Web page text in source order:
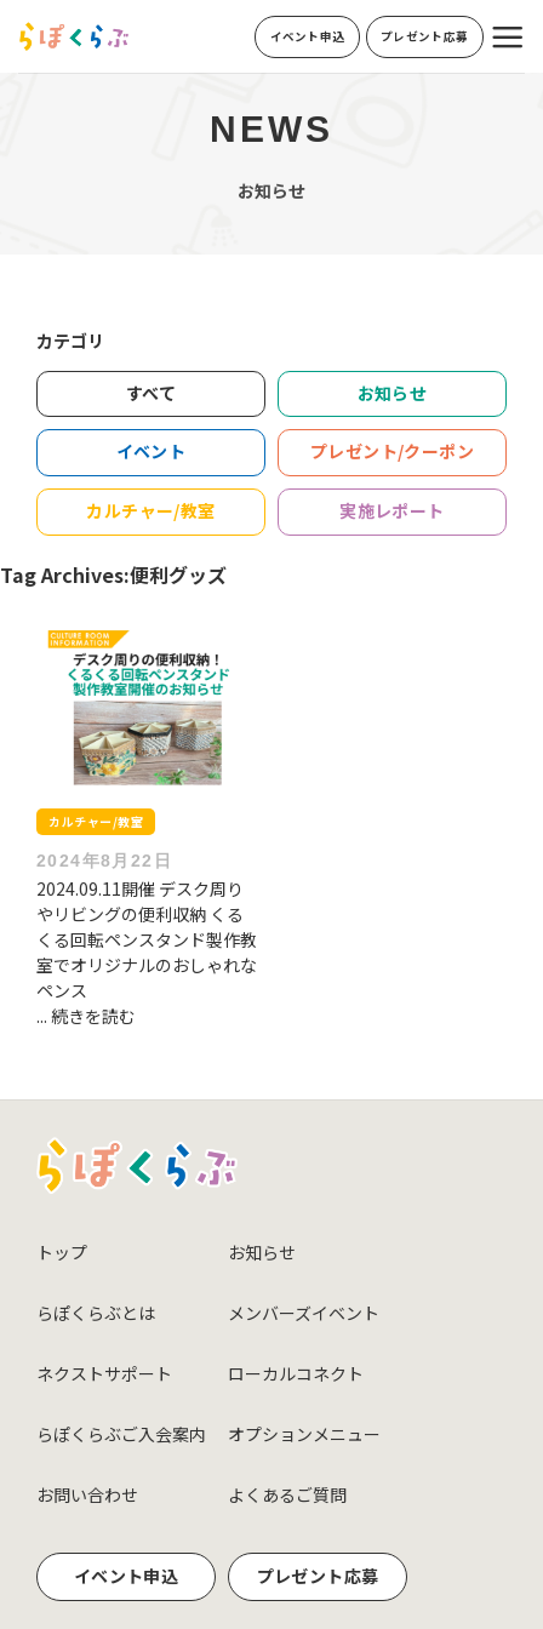
to
content
イベント申込 プレゼント応募
NEWS
お知らせ
カテゴリ
すべて お知らせ
イベント プレゼント/クーポン
カルチャー/教室 実施レポート
Tag Archives:便利グッズ
カルチャー/教室
2024年8月22日
2024.09.11開催 デスク周り
やリビングの便利収納 くる
くる回転ペンスタンド製作教
室でオリジナルのおしゃれな
ペンス
... 続きを読む
トップ
らぽくらぶとは
ネクストサポート
らぽくらぶご入会案内
お問い合わせ
お知らせ
メンバーズイベント
ローカルコネクト
オプションメニュー
よくあるご質問
イベント申込 プレゼント応募